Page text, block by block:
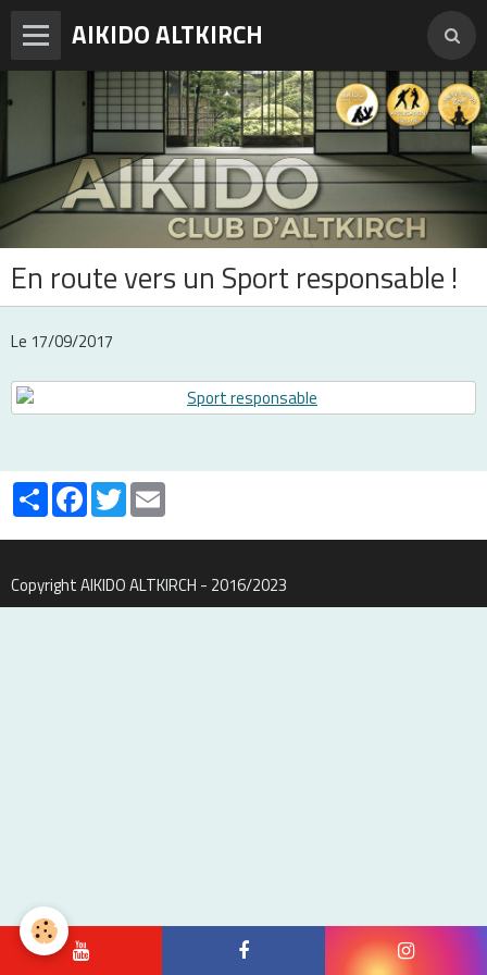
AIKIDO ALTKIRCH
Accueil
Enseignements
Photos
Vidéos
Adresses et horaires
Contact
En route vers un Sport responsable !
Le 17/09/2017
PartagerFacebook
Twitter
Copyright AIKIDO ALTKIRCH - 2016/2023